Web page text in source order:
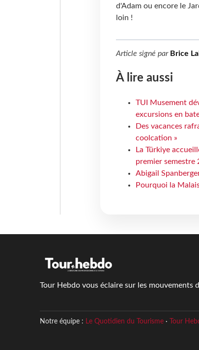
d'Adam ou encore le
loin !
Article signé par Brice
À lire aussi
TUI Musement
excursions en
Des vacances
coolcation »
La Türkiye
premier semestre
Abigail
Pourquoi la
Tour Hebdo vous éclaire sur les
Notre équipe : Le Quotidien du Tourisme· Tour